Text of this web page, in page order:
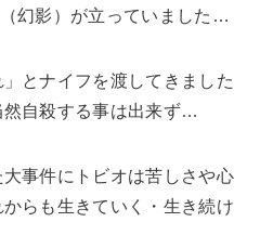
幻影）が立っていました…
とナイフを渡してきました
然自殺する事は出来ず…
事件にトビオは苦しさや心
らも生きていく・生き続け